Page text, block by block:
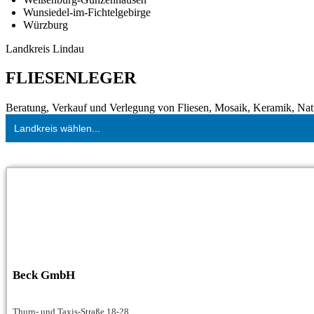
Wunsiedel-im-Fichtelgebirge
Würzburg
Landkreis Lindau
FLIESENLEGER
Beratung, Verkauf und Verlegung von Fliesen, Mosaik, Keramik,
Landkreis wählen...
Beck GmbH
Thurn- und Taxis-Straße 18-28